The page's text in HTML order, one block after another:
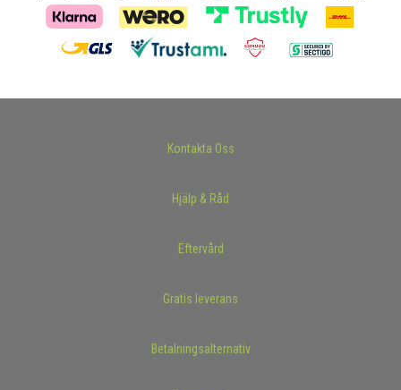
Kontakta Oss
Hjälp & Råd
Eftervård
Gratis leverans
Betalningsalternativ